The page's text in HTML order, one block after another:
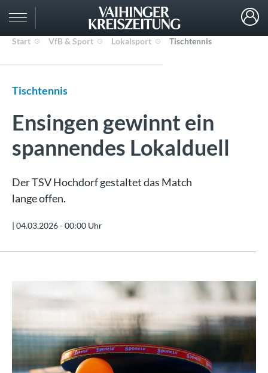
Start VfB & Sport Lokalsport Tischtennis
Tischtennis
Ensingen gewinnt ein
spannendes Lokalduell
Der TSV Hochdorf gestaltet das Match
lange offen.
| 04.03.2026 - 00:00 Uhr